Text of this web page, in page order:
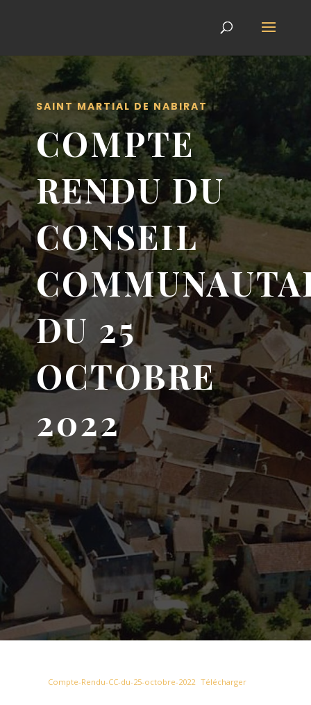
SAINT MARTIAL DE NABIRAT
COMPTE
RENDU DU
CONSEIL
DU 25
OCTOBRE
2022
Compte-Rendu-CC-du-25-octobre-2022 Télécharger